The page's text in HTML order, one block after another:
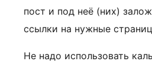
пост и под неё (них)
ссылки на нужные
Не надо использовать